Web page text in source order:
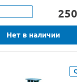
250
Нет в наличии